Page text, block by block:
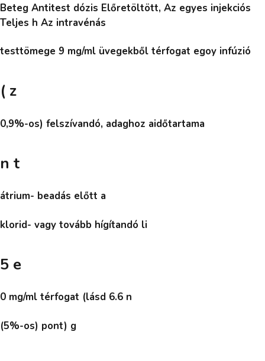
Beteg Antitest dózis Előretöltött, Az egyes injekciós
Teljes h Az intravénás
testtömege 9 mg/ml üvegekből térfogat egoy infúzió
( z
0,9%-os) felszívandó, adaghoz aidőtartama
n t
átrium- beadás előtt a
klorid- vagy tovább hígítandó li
5 e
0 mg/ml térfogat (lásd 6.6 n
(5%-os) pont) g